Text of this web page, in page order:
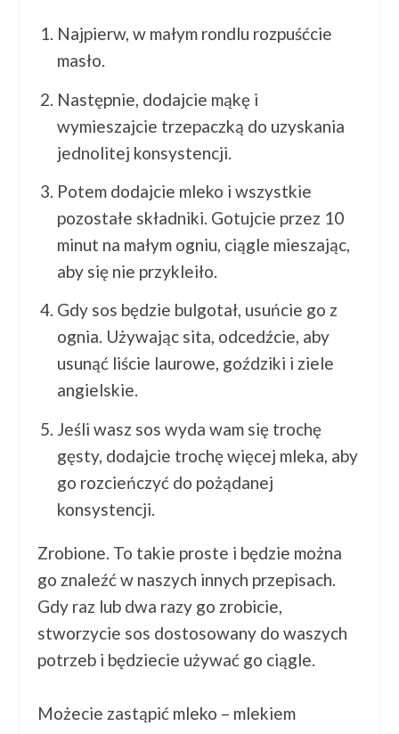
Najpierw, w małym rondlu rozpuśćcie
masło.
Następnie, dodajcie mąkę i
wymieszajcie trzepaczką do uzyskania
jednolitej konsystencji.
Potem dodajcie mleko i wszystkie
pozostałe składniki. Gotujcie przez 10
minut na małym ogniu, ciągle mieszając,
aby się nie przykleiło.
Gdy sos będzie bulgotał, usuńcie go z
ognia. Używając sita, odcedźcie, aby
usunąć liście laurowe, goździki i ziele
angielskie.
Jeśli wasz sos wyda wam się trochę
gęsty, dodajcie trochę więcej mleka, aby
go rozcieńczyć do pożądanej
konsystencji.
Zrobione. To takie proste i będzie można
go znaleźć w naszych innych przepisach.
Gdy raz lub dwa razy go zrobicie,
stworzycie sos dostosowany do waszych
potrzeb i będziecie używać go ciągle.
Możecie zastąpić mleko – mlekiem